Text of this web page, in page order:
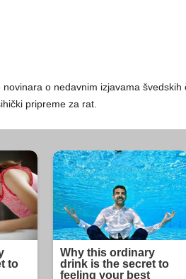
o nedavnim izjavama
pripreme za rat.